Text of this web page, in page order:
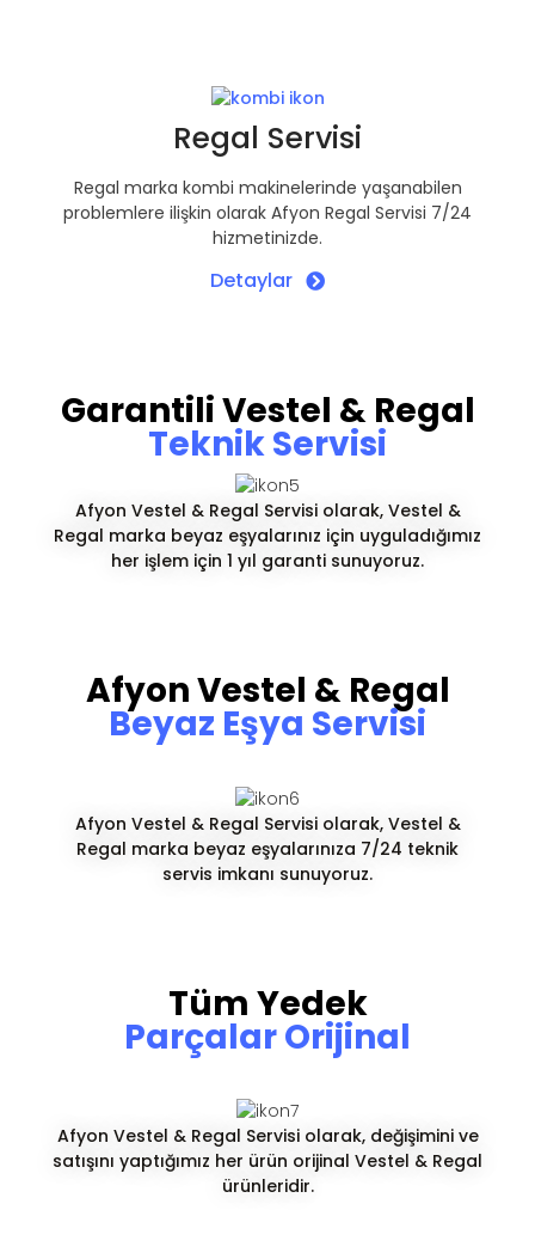
Regal Servisi
Regal marka kombi makinelerinde yaşanabilen
problemlere ilişkin olarak Afyon Regal Servisi 7/24
hizmetinizde.
Detaylar
Garantili Vestel & Regal
Teknik Servisi
Afyon Vestel & Regal Servisi olarak, Vestel &
Regal marka beyaz eşyalarınız için uyguladığımız
her işlem için 1 yıl garanti sunuyoruz.
Afyon Vestel & Regal
Beyaz Eşya Servisi
Afyon Vestel & Regal Servisi olarak, Vestel &
Regal marka beyaz eşyalarınıza 7/24 teknik
servis imkanı sunuyoruz.
Tüm Yedek
Parçalar Orijinal
Afyon Vestel & Regal Servisi olarak, değişimini ve
satışını yaptığımız her ürün orijinal Vestel & Regal
ürünleridir.